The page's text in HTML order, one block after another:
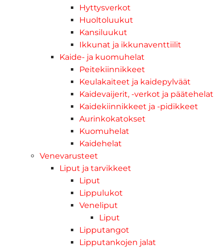
Hyttysverkot
Huoltoluukut
Kansiluukut
Ikkunat ja ikkunaventtiilit
Kaide- ja kuomuhelat
Peitekiinnikkeet
Keulakaiteet ja kaidepylväät
Kaidevaijerit, -verkot ja päätehelat
Kaidekiinnikkeet ja -pidikkeet
Aurinkokatokset
Kuomuhelat
Kaidehelat
Venevarusteet
Liput ja tarvikkeet
Liput
Lippulukot
Veneliput
Liput
Lipputangot
Lipputankojen jalat